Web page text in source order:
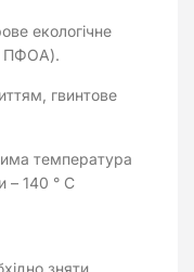
екологічне
ПФОА).
гвинтове
температура
– 140 ° C